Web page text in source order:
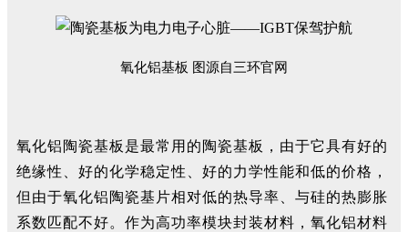
氧化铝基板 图源自三环官网
氧化铝陶瓷基板是最常用的陶瓷基板，由于它具有好的
绝缘性、好的化学稳定性、好的力学性能和低的价格，
但由于氧化铝陶瓷基片相对低的热导率、与硅的热膨胀
系数匹配不好。作为高功率模块封装材料，氧化铝材料